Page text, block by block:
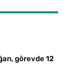
görevde 12